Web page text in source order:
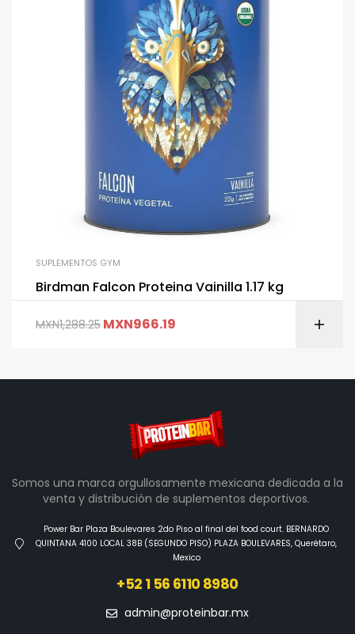
SUPLEMENTOS GYM
Birdman Falcon Proteina Vainilla 1.17 kg
MXN1,288.25 MXN966.19
Somos una marca orgullosamente mexicana dedicada a la
venta y distribución de suplementos deportivos.
Power Bar Plaza Boulevares 2do Piso al final del food court. BERNARDO
QUINTANA 4100 LOCAL 38B (SEGUNDO PISO) PLAZA BOULEVARES, Querétaro,
Mexico
+52 1 56 6110 8980
admin@proteinbar.mx